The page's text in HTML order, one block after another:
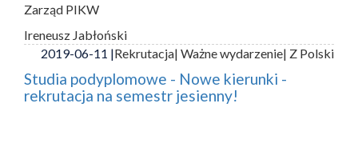
Zarząd PIKW
Ireneusz Jabłoński
2019-06-11 |Rekrutacja| Ważne wydarzenie| Z Polski
Studia podyplomowe - Nowe kierunki -
rekrutacja na semestr jesienny!